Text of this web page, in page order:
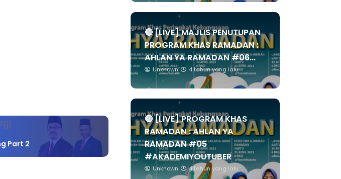
Part 2
🔴 [LIVE] MAJLIS PENUTUPAN
PROGRAM KHAS RAMADAN :
AHLAN YA RAMADAN #06...
Unknown 4 tahun yang lalu
🔴 [LIVE] PROGRAM KHAS
RAMADAN : AHLAN YA
RAMADAN #05
#AKADEMIYOUTUBER
Unknown 4 tahun yang lalu